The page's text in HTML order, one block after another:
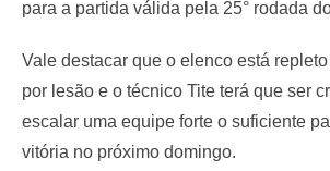
para a partida válida pela 25° rodada
Vale destacar que o elenco está
por lesão e o técnico Tite terá que ser
escalar uma equipe forte o suficiente
vitória no próximo domingo.